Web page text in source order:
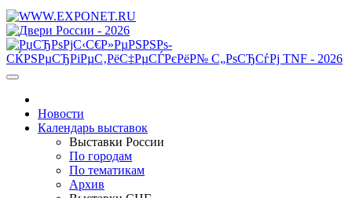
Новости
Календарь выставок
Выставки России
По городам
По тематикам
Архив